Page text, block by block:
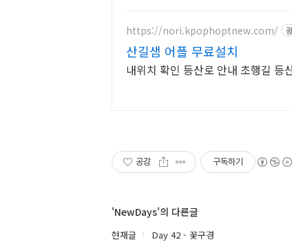
https://nori.kpophoptnew.com/
산길샘 어플 무료설치
내위치 확인 등산로 안내 초행길 등
공감 구독하기
'NewDays'의 다른글
현재글 Day 42 - 꽃구경